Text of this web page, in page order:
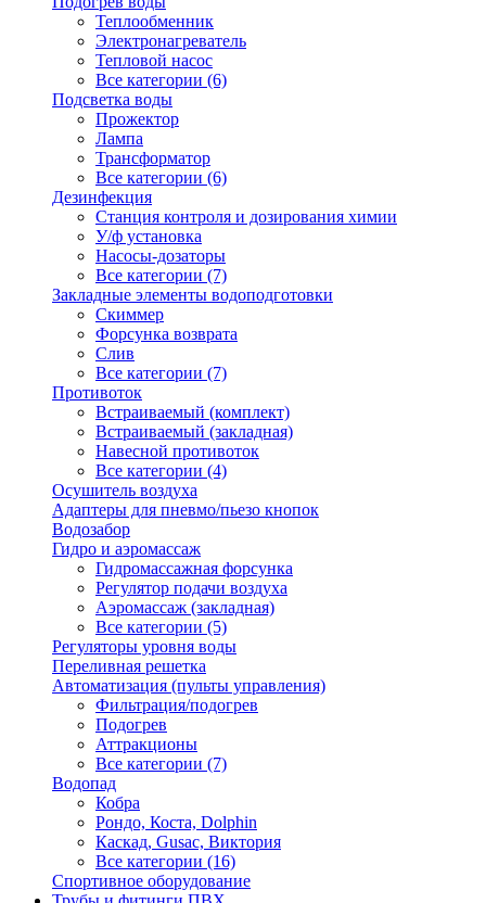
Теплообменник
Электронагреватель
Тепловой насос
Все категории (6)
Подсветка воды
Прожектор
Лампа
Трансформатор
Все категории (6)
Дезинфекция
Станция контроля и дозирования химии
У/ф установка
Насосы-дозаторы
Все категории (7)
Закладные элементы водоподготовки
Скиммер
Форсунка возврата
Слив
Все категории (7)
Противоток
Встраиваемый (комплект)
Встраиваемый (закладная)
Навесной противоток
Все категории (4)
Осушитель воздуха
Адаптеры для пневмо/пьезо кнопок
Водозабор
Гидро и аэромассаж
Гидромассажная форсунка
Регулятор подачи воздуха
Аэромассаж (закладная)
Все категории (5)
Регуляторы уровня воды
Переливная решетка
Автоматизация (пульты управления)
Фильтрация/подогрев
Подогрев
Аттракционы
Все категории (7)
Водопад
Кобра
Рондо, Коста, Dolphin
Каскад, Gusac, Виктория
Все категории (16)
Спортивное оборудование